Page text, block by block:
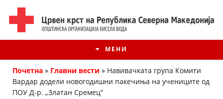
МЕНИ
Почетна » Главни вести » Навивачката група Комити
Вардар додели новогодишни пакечиња на учениците од
ПОУ Д-р. „Златан Сремец“